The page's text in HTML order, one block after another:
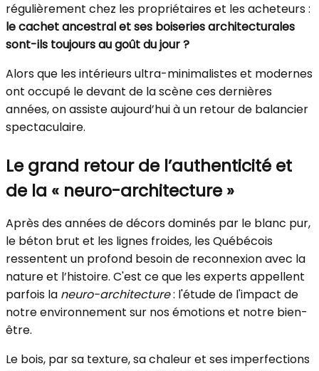
régulièrement chez les propriétaires et les acheteurs :
le cachet ancestral et ses boiseries architecturales
sont-ils toujours au goût du jour ?
Alors que les intérieurs ultra-minimalistes et modernes
ont occupé le devant de la scène ces dernières
années, on assiste aujourd’hui à un retour de balancier
spectaculaire.
Le grand retour de l’authenticité et
de la « neuro-architecture »
Après des années de décors dominés par le blanc pur,
le béton brut et les lignes froides, les Québécois
ressentent un profond besoin de reconnexion avec la
nature et l’histoire. C'est ce que les experts appellent
parfois la neuro-architecture: l'étude de l'impact de
notre environnement sur nos émotions et notre bien-
être.
Le bois, par sa texture, sa chaleur et ses imperfections